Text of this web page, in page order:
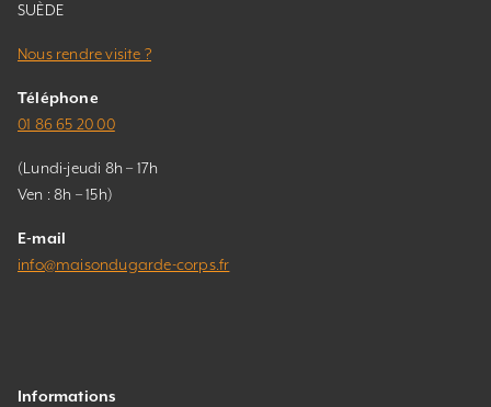
SUÈDE
Nous rendre visite ?
Téléphone
01 86 65 20 00
(Lundi-jeudi 8h – 17h
Ven : 8h – 15h)
E-mail
info@maisondugarde-corps.fr
Informations